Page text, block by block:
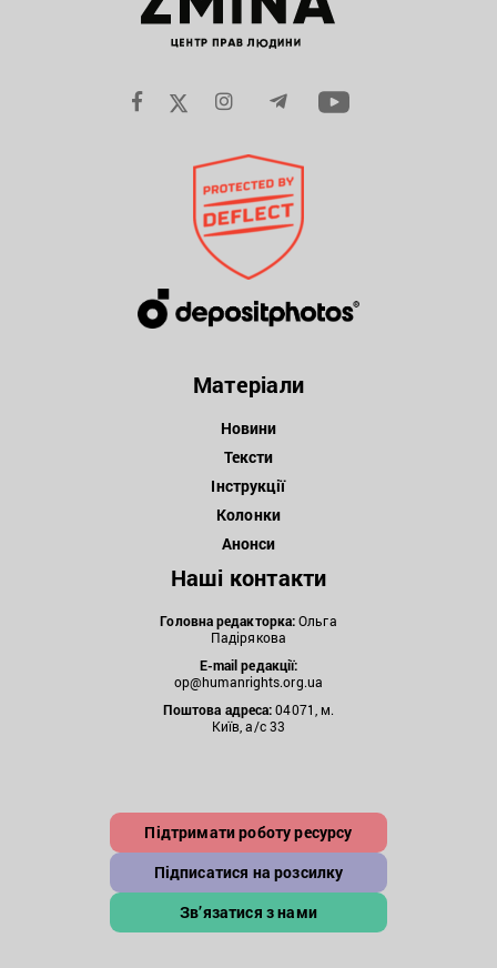
Матеріали
Новини
Тексти
Інструкції
Колонки
Анонси
Наші контакти
Головна редакторка:Ольга
Падірякова
E-mail редакції:
op@humanrights.org.ua
Поштова адреса:04071, м.
Київ, а/с 33
Підтримати роботу ресурсу
Підписатися на розсилку
Зв’язатися з нами